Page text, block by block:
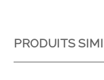
L
PRODUITS